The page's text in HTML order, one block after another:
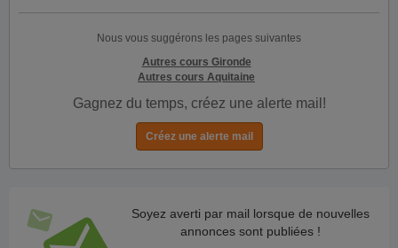
Nous vous suggérons les pages suivantes
Autres cours Gironde
Autres cours Aquitaine
Gagnez du temps, créez une alerte mail!
Soyez averti par mail lorsque de nouvelles
annonces sont publiées !